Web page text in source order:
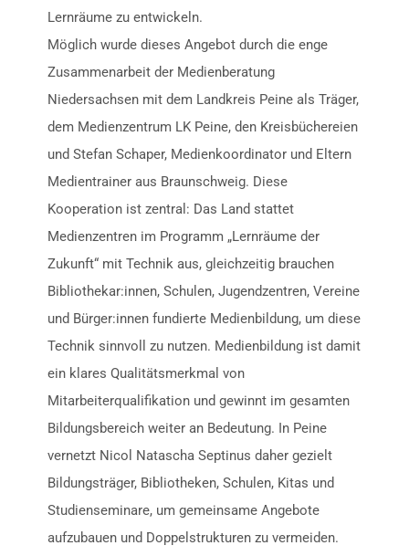
Lernräume zu entwickeln.
Möglich wurde dieses Angebot durch die enge
Zusammenarbeit der Medienberatung
Niedersachsen mit dem Landkreis Peine als Träger,
dem Medienzentrum LK Peine, den Kreisbüchereien
und Stefan Schaper, Medienkoordinator und Eltern
Medientrainer aus Braunschweig. Diese
Kooperation ist zentral: Das Land stattet
Medienzentren im Programm „Lernräume der
Zukunft“ mit Technik aus, gleichzeitig brauchen
Bibliothekar:innen, Schulen, Jugendzentren, Vereine
und Bürger:innen fundierte Medienbildung, um diese
Technik sinnvoll zu nutzen. Medienbildung ist damit
ein klares Qualitätsmerkmal von
Mitarbeiterqualifikation und gewinnt im gesamten
Bildungsbereich weiter an Bedeutung. In Peine
vernetzt Nicol Natascha Septinus daher gezielt
Bildungsträger, Bibliotheken, Schulen, Kitas und
Studienseminare, um gemeinsame Angebote
aufzubauen und Doppelstrukturen zu vermeiden.